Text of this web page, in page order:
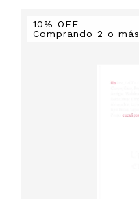
10% OFF
Comprando 2 o más